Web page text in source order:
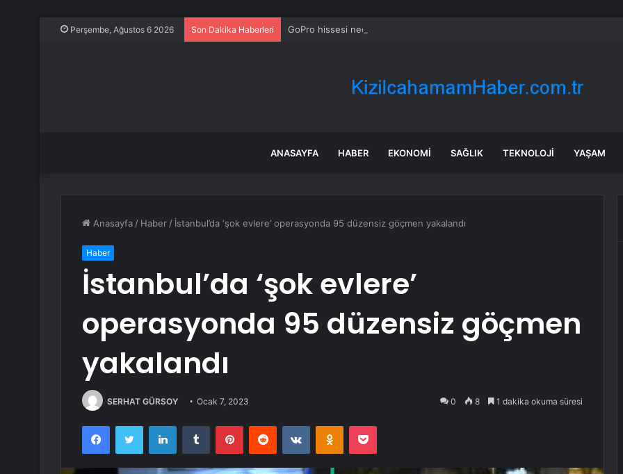
Perşembe, Ağustos 6 2026 Son Dakika Haberleri GoPro hissesi neden bugün düşüyor?
ANASAYFA HABER EKONOMI SAĞLIK TEKNOLOJI YAŞAM
Anasayfa / Haber / İstanbul’da ‘şok evlere’ operasyonda 95 düzensiz göçmen yakalandı
Haber
İstanbul’da ‘şok evlere’
operasyonda 95 düzensiz göçmen
yakalandı
SERHAT GÜRSOY Ocak 7, 2023 0 8 1 dakika okuma süresi
FacebookTwitter LinkedInTumblr PinterestReddit VKontakteOdnoklassniki
Pocket